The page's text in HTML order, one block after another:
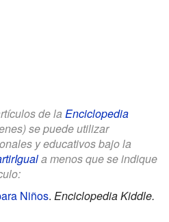
de la Enciclopedia
se puede utilizar
y educativos bajo la
a menos que se indique
Niños. Enciclopedia Kiddle.